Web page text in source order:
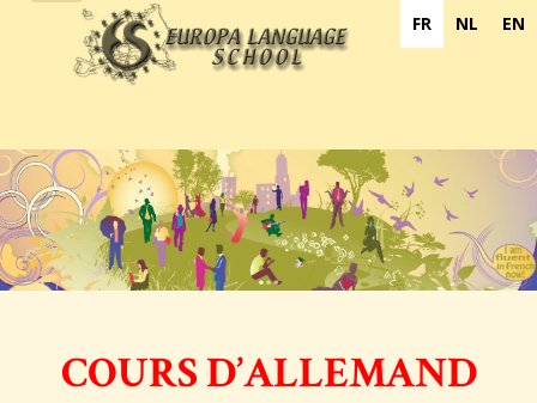
EN
NL
FR
navigation
COURS D’ALLEMAND